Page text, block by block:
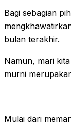
Bagi sebagian
bulan terakhir.
Namun, mari
murni
Mulai dari